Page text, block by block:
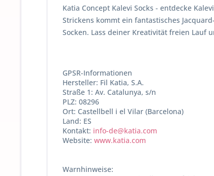
Katia Concept Kalevi Socks - entdecke
Strickens kommt ein fantastisches
Socken. Lass deiner Kreativität freien Lauf
GPSR-Informationen
Hersteller: Fil Katia, S.A.
Straße 1: Av. Catalunya, s/n
PLZ: 08296
Ort: Castellbell i el Vilar (Barcelona)
Land: ES
Kontakt: info-de@katia.com
Website: www.katia.com
Warnhinweise: